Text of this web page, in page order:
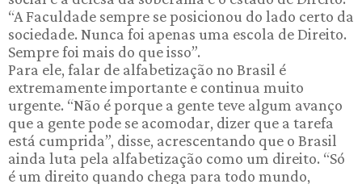
“A Faculdade sempre se posicionou do lado certo da
sociedade. Nunca foi apenas uma escola de Direito.
Sempre foi mais do que isso”.
Para ele, falar de alfabetização no Brasil é
extremamente importante e continua muito
urgente. “Não é porque a gente teve algum avanço
que a gente pode se acomodar, dizer que a tarefa
está cumprida”, disse, acrescentando que o Brasil
ainda luta pela alfabetização como um direito. “Só
é um direito quando chega para todo mundo,